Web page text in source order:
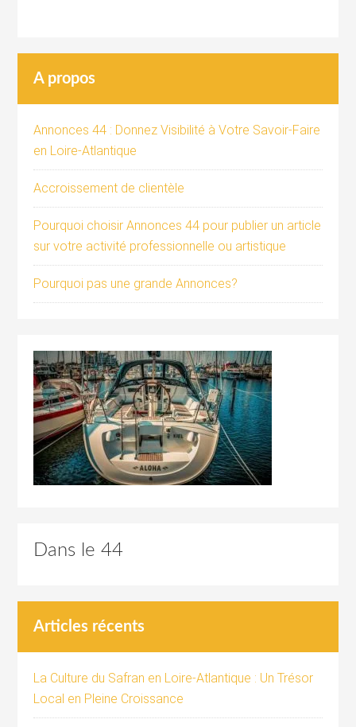
A propos
Annonces 44 : Donnez Visibilité à Votre Savoir-Faire
en Loire-Atlantique
Accroissement de clientèle
Pourquoi choisir Annonces 44 pour publier un article
sur votre activité professionnelle ou artistique
Pourquoi pas une grande Annonces?
Dans le 44
Articles récents
La Culture du Safran en Loire-Atlantique : Un Trésor
Local en Pleine Croissance